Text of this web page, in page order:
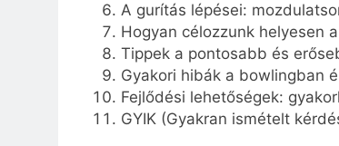
A gurítás lépései:
Hogyan célozzunk helyesen
Tippek a pontosabb és
Gyakori hibák a bowlingban
Fejlődési lehetőségek:
GYIK (Gyakran ismételt